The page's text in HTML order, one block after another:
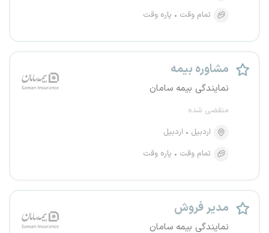
تمام وقت
پاره وقت
مشاوره بیمه
نمایندگی بیمه سامان
منقضی شده
اردبیل
اردبیل
تمام وقت
پاره وقت
مدیر فروش
نمایندگی بیمه سامان